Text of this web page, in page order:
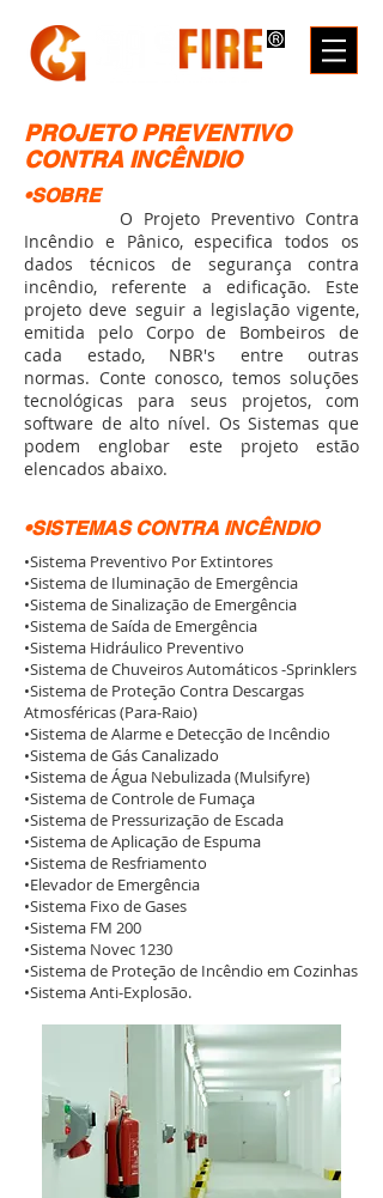
PROJETO PREVENTIVO
CONTRA INCÊNDIO
•SOBRE
O Projeto Preventivo Contra
Incêndio e Pânico, especifica todos os
dados técnicos de segurança contra
incêndio, referente a edificação. Este
projeto deve seguir a legislação vigente,
emitida pelo Corpo de Bombeiros de
cada estado, NBR's entre outras
normas. Conte conosco, temos soluções
tecnológicas para seus projetos, com
software de alto nível. Os Sistemas que
podem englobar este projeto estão
elencados abaixo.
•SISTEMAS CONTRA INCÊNDIO
•Sistema Preventivo Por Extintores
•Sistema de Iluminação de Emergência
•Sistema de Sinalização de Emergência
•Sistema de Saída de Emergência
•Sistema Hidráulico Preventivo
•Sistema de Chuveiros Automáticos -Sprinklers
•Sistema de Proteção Contra Descargas
Atmosféricas (Para-Raio)
•Sistema de Alarme e Detecção de Incêndio
•Sistema de Gás Canalizado
•Sistema de Água Nebulizada (Mulsifyre)
•Sistema de Controle de Fumaça
•Sistema de Pressurização de Escada
•Sistema de Aplicação de Espuma
•Sistema de Resfriamento
•Elevador de Emergência
•Sistema Fixo de Gases
•Sistema FM 200
•Sistema Novec 1230
•Sistema de Proteção de Incêndio em Cozinhas
•Sistema Anti-Explosão.